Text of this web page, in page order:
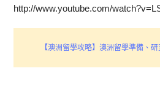
http://www.youtube.com/
【澳洲留學攻略】澳洲留學準備、